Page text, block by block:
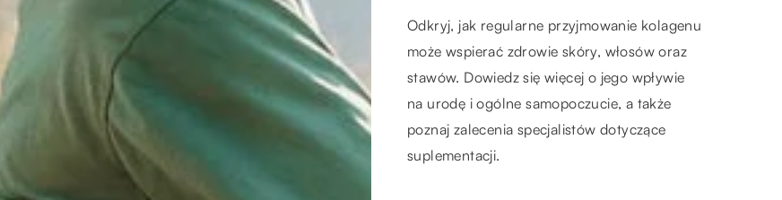
Indywidualne podejście w terapii
osteopatycznej dla najmłodszych
Poznaj korzyści terapii osteopatycznej dla
dzieci i dowiedz się, jak indywidualne
podejście może wspierać rozwój
Odkryj, jak regularne przyjmowanie kolagenu
może wspierać zdrowie skóry, włosów oraz
stawów. Dowiedz się więcej o jego wpływie
na urodę i ogólne samopoczucie, a także
poznaj zalecenia specjalistów dotyczące
suplementacji.
Jak prawidłowo dobrać bransoletkę do
swojego stylu?
Odkryj tajemnice idealnego doboru
bransoletki do swojego stylu. Poznaj
unikatowe wskazówki, które pomogą Ci